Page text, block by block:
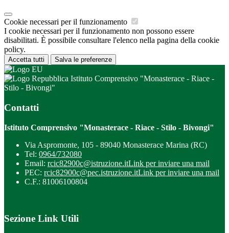
Cookie necessari per il funzionamento
I cookie necessari per il funzionamento non possono essere
disabilitati. È possibile consultare l'elenco nella pagina della cookie
policy.
Accetta tutti Salva le preferenze
Istituto Comprensivo "Monasterace - Riace -
Stilo - Bivongi"
Contatti
Istituto Comprensivo "Monasterace - Riace - Stilo - Bivongi"
Via Aspromonte, 105 - 89040 Monasterace Marina (RC)
Tel: 0964/732080
Email: rcic82900c@istruzione.itLink per inviare una mail
PEC: rcic82900c@pec.istruzione.itLink per inviare una mail
C.F.: 81006100804
Sezione Link Utili